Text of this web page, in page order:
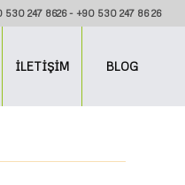
247 8626 - +90 530 247 86 26
İLETİŞİM BLOG